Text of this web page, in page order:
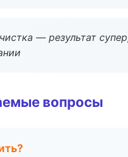
— результат
вопросы